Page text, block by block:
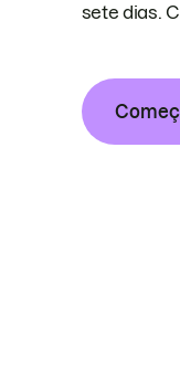
sete dias.